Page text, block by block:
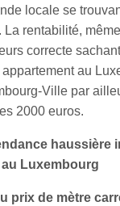
locale se
rentabilité,
correcte
au
Ville par
2000 euros.
haussière
Luxembourg
prix de mètre